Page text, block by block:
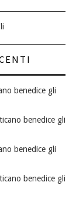
benedice gli
benedice gli
benedice gli
benedice gli